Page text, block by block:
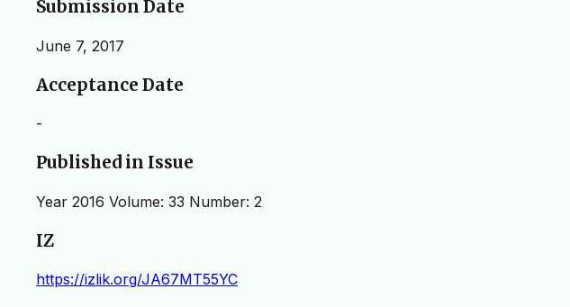
Submission Date
June 7, 2017
Acceptance Date
-
Published in Issue
Year 2016 Volume: 33 Number: 2
IZ
https://izlik.org/JA67MT55YC